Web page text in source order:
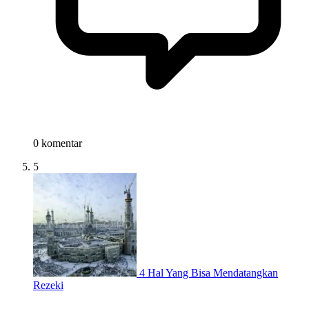
0 komentar
5
4 Hal Yang Bisa Mendatangkan
Rezeki